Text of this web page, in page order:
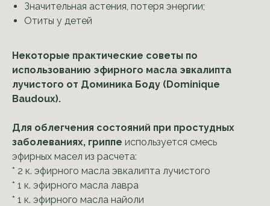
Значительная астения, потеря энергии;
Отиты у детей
Некоторые практические советы по
использованию эфирного масла эвкалипта
лучистого от Доминика Боду (Dominique
Baudoux).
Для облегчения состояний при простудных
заболеваниях, гриппе используется смесь
эфирных масел из расчета:
* 2 к. эфирного масла эвкалипта лучистого
* 1 к. эфирного масла лавра
* 1 к. эфирного масла найоли